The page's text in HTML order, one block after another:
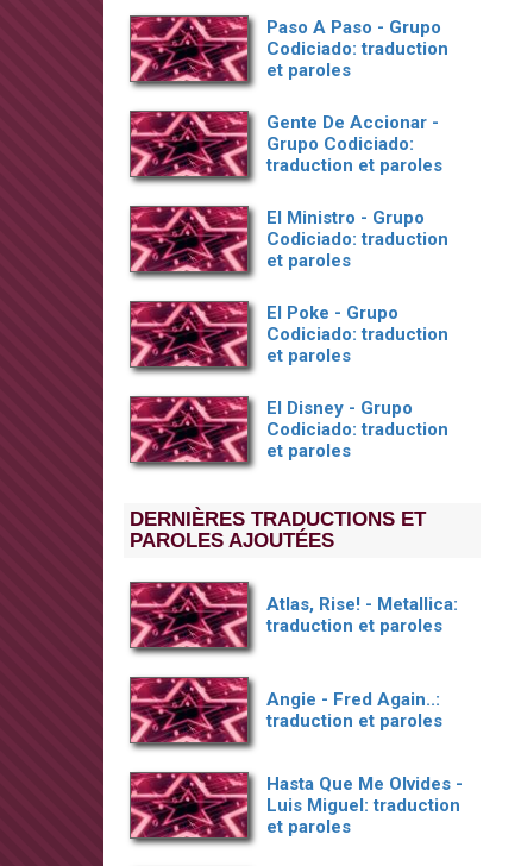
Paso A Paso - Grupo
Codiciado: traduction
et paroles
Gente De Accionar -
Grupo Codiciado:
traduction et paroles
El Ministro - Grupo
Codiciado: traduction
et paroles
El Poke - Grupo
Codiciado: traduction
et paroles
El Disney - Grupo
Codiciado: traduction
et paroles
DERNIÈRES TRADUCTIONS ET
PAROLES AJOUTÉES
Atlas, Rise! - Metallica:
traduction et paroles
Angie - Fred Again..:
traduction et paroles
Hasta Que Me Olvides -
Luis Miguel: traduction
et paroles